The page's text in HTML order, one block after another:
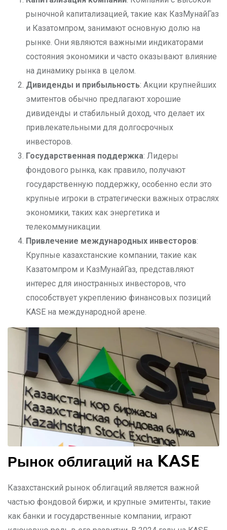
рыночной капитализацией, такие как КазМунайГаз
и Казатомпром, занимают основную долю на
рынке. Они являются важными индикаторами
состояния экономики и часто оказывают влияние
на динамику рынка в целом.
Дивиденды и прибыльность: Акции крупнейших
эмитентов обычно предлагают хорошие
дивиденды и стабильный доход, что делает их
привлекательными для долгосрочных
инвесторов.
Государственная поддержка: Лидеры
фондового рынка, как правило, получают
государственную поддержку, особенно если это
крупные игроки в стратегически важных отраслях
экономики, таких как энергетика и
телекоммуникации.
Привлечение международных инвесторов:
Крупные казахстанские компании, такие как
Казатомпром и КазМунайГаз, представляют
интерес для иностранных инвесторов, что
способствует укреплению финансовых позиций
KASE на международной арене.
Рынок облигаций на KASE
Казахстанский рынок облигаций является важной
частью фондовой биржи, и крупные эмитенты, такие
как банки и государственные компании, играют